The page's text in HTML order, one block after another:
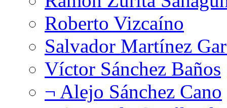
Roberto Vizcaíno
Salvador Martínez
Víctor Sánchez Baños
¬ Alejo Sánchez Cano